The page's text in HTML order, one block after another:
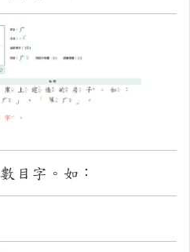
數目字。如：